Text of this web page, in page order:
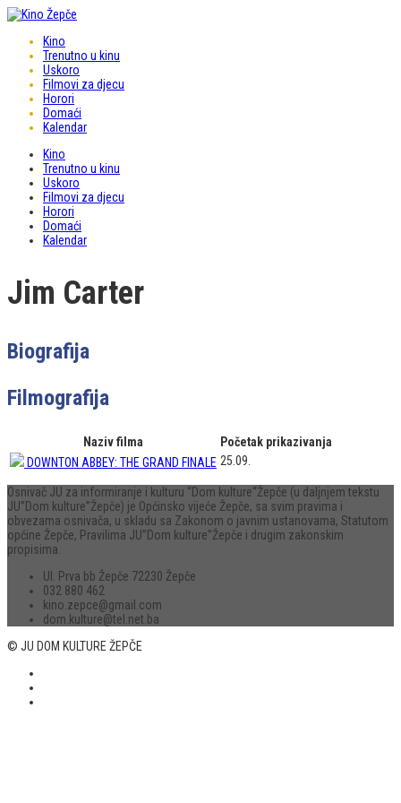
Kino
Trenutno u kinu
Uskoro
Filmovi za djecu
Horori
Domaći
Kalendar
Kino
Trenutno u kinu
Uskoro
Filmovi za djecu
Horori
Domaći
Kalendar
Jim Carter
Biografija
Filmografija
Naziv filma
Početak prikazivanja
DOWNTON ABBEY: THE GRAND FINALE 25.09.
Osnivač JU za informiranje i kulturu “Dom kulture“Žepče (u daljnjem tekstu
JU”Dom kulture”Žepče) je Općinsko vijeće Žepče, sa svim pravima i
obvezama osnivača, u skladu sa Zakonom o javnim ustanovama, Statutom
općine Žepče, Pravilima JU”Dom kulture”Žepče i drugim zakonskim
propisima.
Ul. Prva bb Žepče 72230 Žepče
032 880 462
kino.zepce@gmail.com
dom.kulture@tel.net.ba
© JU DOM KULTURE ŽEPČE